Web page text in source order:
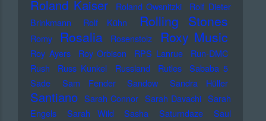
Roland Kaiser Roland Owsnitzki
Rolf Dieter
Brinkmann
Rolf Kühn Rolling Stones
Romy Rosalia Rosenstolz Roxy Music
Roy Ayers Roy Orbison RPS Lanrue
Run-DMC
Rush
Russ Kunkel Russland Rutles
Sababa 5
Sade
Sam Fender Sandow Sandra Hüller
Santiano Sarah Connor Sarah Davachi Sarah
Engels
Sarah Wild Sasha Saturndaze
Saul